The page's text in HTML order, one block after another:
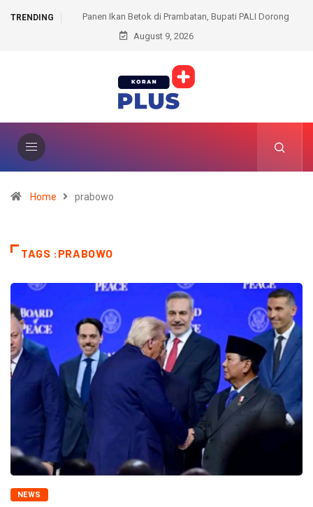
TRENDING
Prambatan, Bupati PALI Dorong
Dihadapan DPRD, Plt Bupati Muara
August 9, 2026
Home prabowo
TAGS :PRABOWO
NEWS